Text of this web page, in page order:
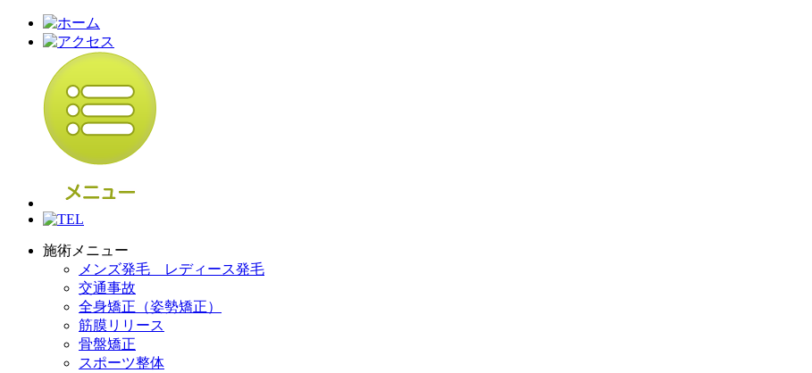
施術メニュー
メンズ発毛 レディース発毛
交通事故
全身矯正（姿勢矯正）
筋膜リリース
骨盤矯正
スポーツ整体